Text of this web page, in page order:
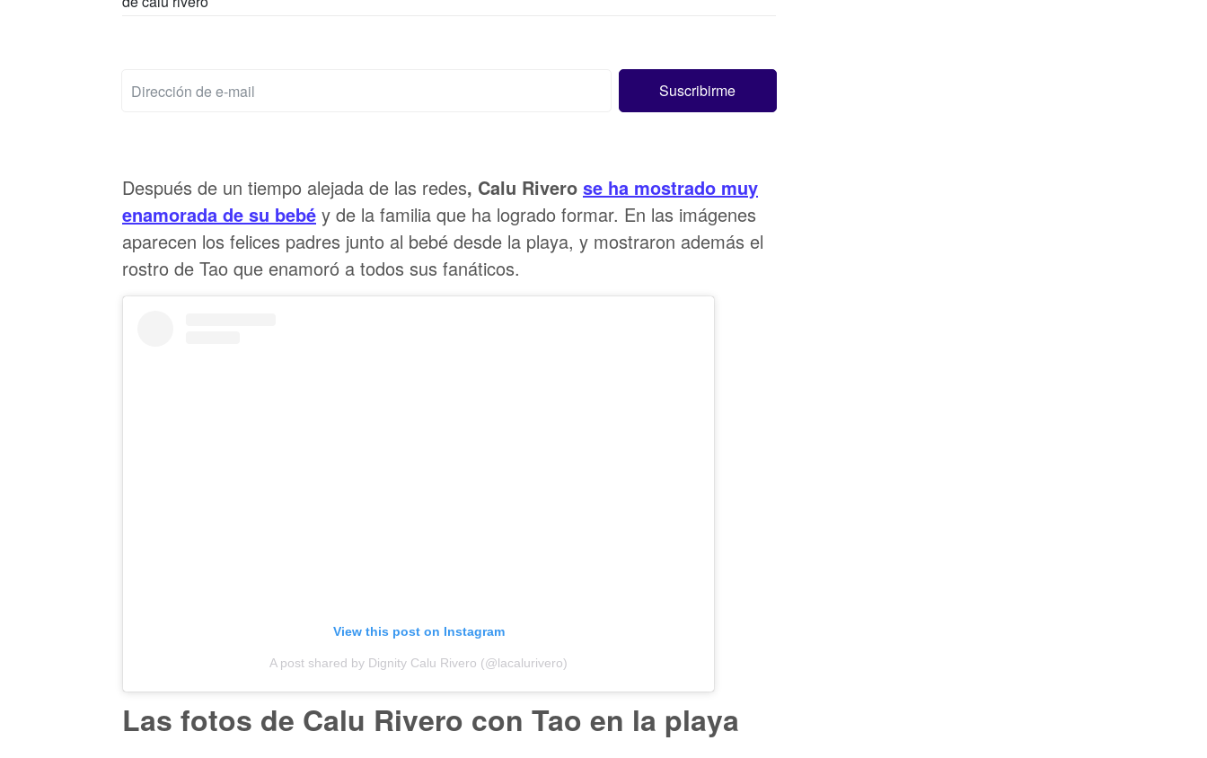
Después de un tiempo alejada de las redes, Calu Rivero se ha mostrado muy
enamorada de su bebé y de la familia que ha logrado formar. En las imágenes
aparecen los felices padres junto al bebé desde la playa, y mostraron además el
rostro de Tao que enamoró a todos sus fanáticos.
View this post on Instagram
A post shared by Dignity Calu Rivero (@lacalurivero)
Las fotos de Calu Rivero con Tao en la playa